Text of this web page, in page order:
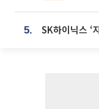
5.